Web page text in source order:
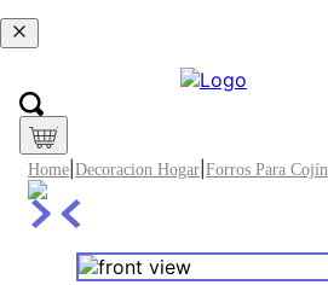
Decoracion Hogar Forros Para Cojín